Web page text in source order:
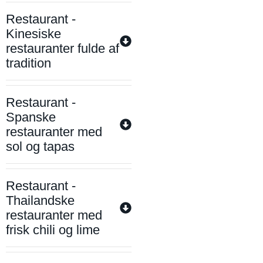
Restaurant -
Kinesiske
restauranter fulde af
tradition
Restaurant -
Spanske
restauranter med
sol og tapas
Restaurant -
Thailandske
restauranter med
frisk chili og lime